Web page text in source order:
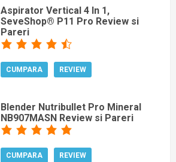
Aspirator Vertical 4 In 1,
SeveShop® P11 Pro Review si
Pareri
CUMPARA REVIEW
Blender Nutribullet Pro Mineral
NB907MASN Review si Pareri
CUMPARA REVIEW